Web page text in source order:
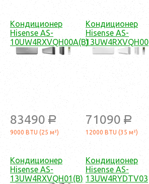
Кондиционер
Hisense AS-
10UW4RXVQH00A(B)
83490 a
9000 BTU (25 м²)
Кондиционер
Hisense AS-
13UW4RXVQH00
71090 a
12000 BTU (35 м²)
Кондиционер
Hisense AS-
13UW4RXVQH01(B)
Кондиционер
Hisense AS-
13UW4RYDTV03